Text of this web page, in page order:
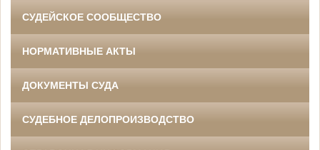
СУДЕЙСКОЕ СООБЩЕСТВО
НОРМАТИВНЫЕ АКТЫ
ДОКУМЕНТЫ СУДА
СУДЕБНОЕ ДЕЛОПРОИЗВОДСТВО